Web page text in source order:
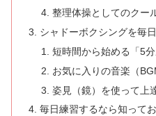
整理体操としてのクー
シャドーボクシングを毎
短時間から始める「5
お気に入りの音楽（
姿見（鏡）を使って上
毎日練習するなら知って